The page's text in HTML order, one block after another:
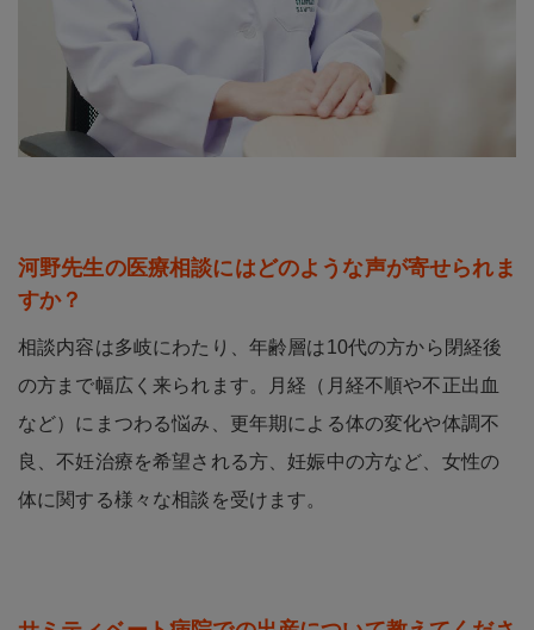
河野先生の医療相談にはどのような声が寄せられま
すか？
相談内容は多岐にわたり、年齢層は10代の方から閉経後
の方まで幅広く来られます。月経（月経不順や不正出血
など）にまつわる悩み、更年期による体の変化や体調不
良、不妊治療を希望される方、妊娠中の方など、女性の
体に関する様々な相談を受けます。